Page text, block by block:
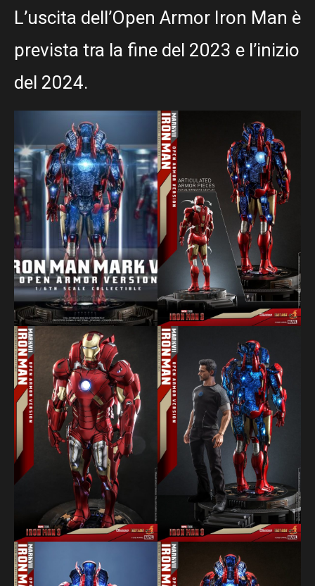
L’uscita dell’Open Armor Iron Man è
prevista tra la fine del 2023 e l’inizio
del 2024.